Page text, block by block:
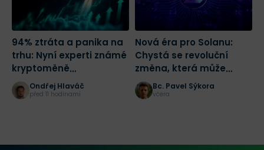
94% ztráta a panika na
trhu: Nyní experti známé
kryptoměně
předpovídají růst o 1 700
%
Ondřej Hlaváč
před 11 hodinami
Nová éra pro Solanu:
Chystá se revoluční
změna, která může
spustit masivní růst
Bc. Pavel Sýkora
včera